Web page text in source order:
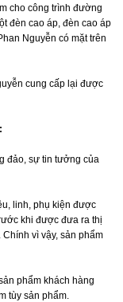
cho công trình đường
đèn cao áp, đèn cao áp
Nguyễn có mặt trên
cung cấp lại được
đảo, sự tin tưởng của
linh, phụ kiện được
khi được đưa ra thị
vì vậy, sản phẩm
phẩm khách hàng
tùy sản phẩm.